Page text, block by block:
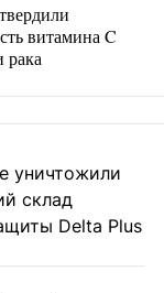
витамина C
рака
уничтожили
склад
Delta Plus